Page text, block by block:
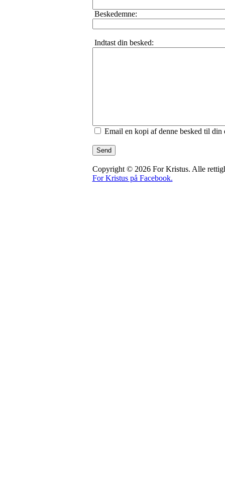
Beskedemne:
Indtast din besked:
Email en kopi af denne besked til din
Send
Copyright © 2026 For Kristus. Alle
For Kristus på Facebook.